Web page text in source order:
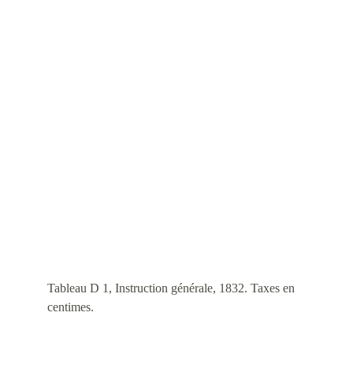
Tableau D 1, Instruction générale, 1832. Taxes en
centimes.